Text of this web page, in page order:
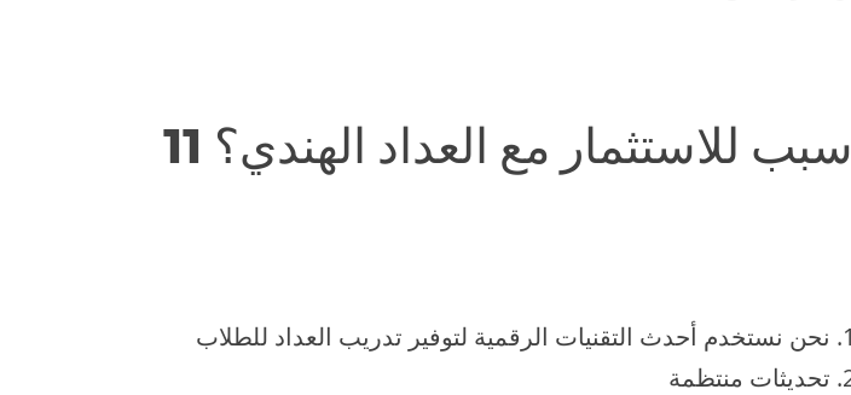
11 سبب للاستثمار مع العداد الهندي؟
نحن نستخدم أحدث التقنيات الرقمية لتوفير تدريب العداد للطلاب
تحديثات منتظمة